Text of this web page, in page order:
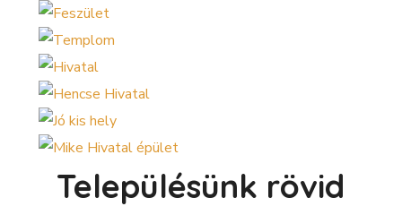
Településünk rövid